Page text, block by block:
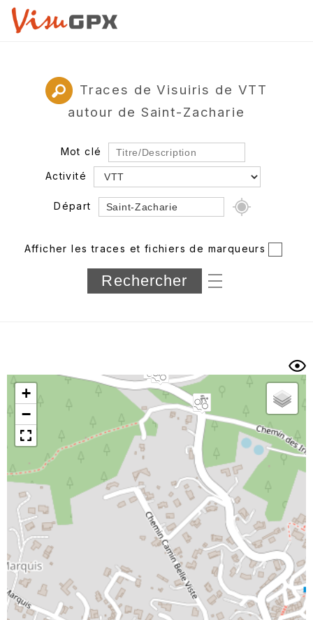
Traces de Visuiris de VTT
autour de Saint-Zacharie
Mot clé
Activité
Départ
Département
Longueur min/max
Trier par
Horodatage Photos
Afficher les traces et fichiers de marqueurs
+
−